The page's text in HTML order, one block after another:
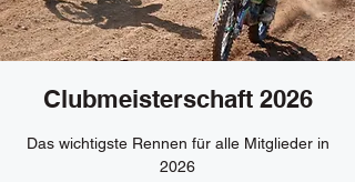
Clubmeisterschaft 2026
Das wichtigste Rennen für alle Mitglieder in
2026